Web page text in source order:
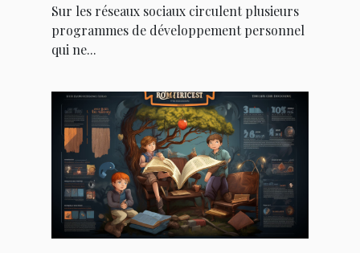
Sur les réseaux sociaux circulent plusieurs
programmes de développement personnel
qui ne...